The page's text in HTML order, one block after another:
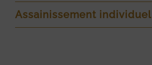
Assainissement individuel